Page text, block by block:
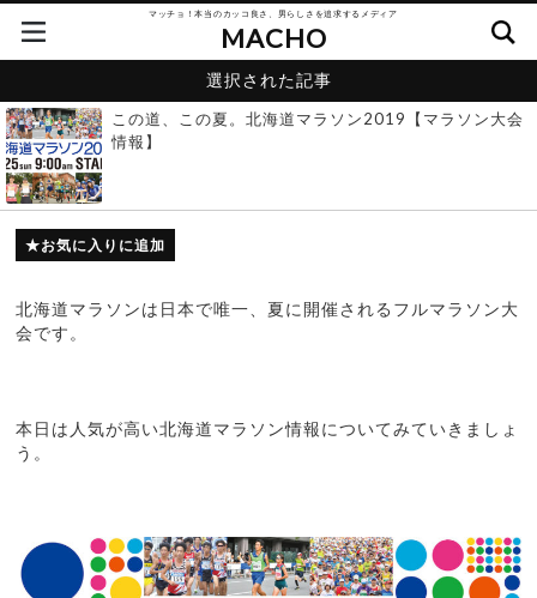
マッチョ！本当のカッコ良さ、男らしさを追求するメディア
MACHO
選択された記事
この道、この夏。北海道マラソン2019【マラソン大会
情報】
お気に入りに追加
北海道マラソンは日本で唯一、夏に開催されるフルマラソン大
会です。
本日は人気が高い北海道マラソン情報についてみていきましょ
う。